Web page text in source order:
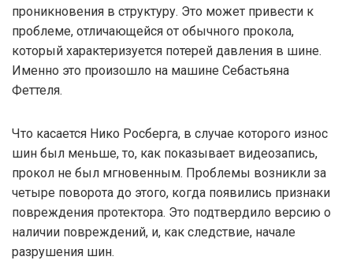
проникновения в структуру. Это может привести к
проблеме, отличающейся от обычного прокола,
который характеризуется потерей давления в шине.
Именно это произошло на машине Себастьяна
Феттеля.
Что касается Нико Росберга, в случае которого износ
шин был меньше, то, как показывает видеозапись,
прокол не был мгновенным. Проблемы возникли за
четыре поворота до этого, когда появились признаки
повреждения протектора. Это подтвердило версию о
наличии повреждений, и, как следствие, начале
разрушения шин.